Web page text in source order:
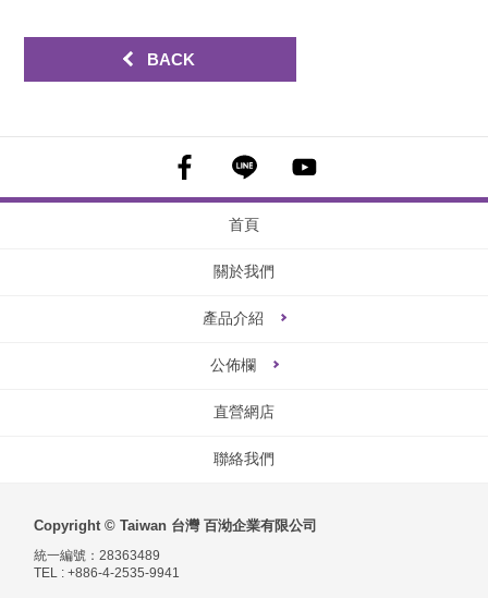
BACK
首頁
關於我們
產品介紹
公佈欄
直營網店
聯絡我們
Copyright © Taiwan 台灣 百泑企業有限公司
統一編號：28363489
TEL : +886-4-2535-9941